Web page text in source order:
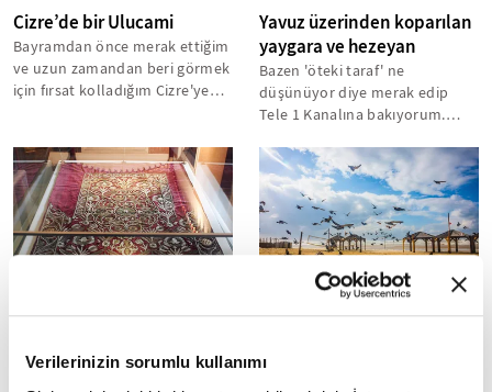
Verilerinizin sorumlu kullanımı
Cizre’de bir Ulucami
Bayramdan önce merak ettiğim
ve uzun zamandan beri görmek
için fırsat kolladığım Cizre'ye
Yavuz üzerinden koparılan
yaygara ve hezeyan
Bazen 'öteki taraf' ne
düşünüyor diye merak edip
Tele 1 Kanalına bakıyorum.
eğleniyorum!...
Osmanlı padişahlarının
Havalimanı'nda 31 Aralık'a
Hutbenin Tarihçesi
namazını hicret esnasında
Medine'ye yaklaşık bir saatlik